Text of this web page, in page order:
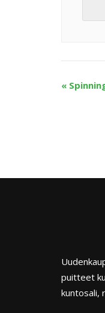
«
puitteet
kuntosali,